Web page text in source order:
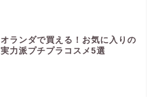
オランダで買える！お気に入りの
実力派プチプラコスメ5選